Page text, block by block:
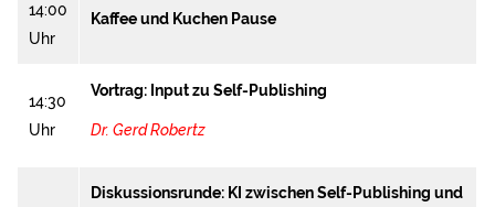
14:00
Uhr
Kaffee und Kuchen Pause
14:30
Uhr
Vortrag: Input zu Self-Publishing
Dr. Gerd Robertz
Diskussionsrunde: KI zwischen Self-Publishing und